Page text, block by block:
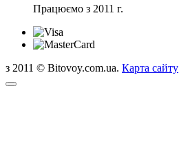
Працюємо з 2011 г.
з 2011 © Bitovoy.com.ua. Карта сайту